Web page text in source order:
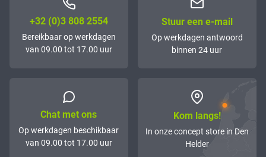
+32 (0)3 808 2554
Bereikbaar op werkdagen
van 09.00 tot 17.00 uur
Stuur een e-mail
Op werkdagen antwoord
binnen 24 uur
Chat met ons
Op werkdagen beschikbaar
van 09.00 tot 17.00 uur
Kom langs!
In onze concept store in Den
Helder